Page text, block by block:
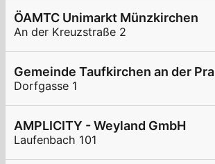
ÖAMTC Unimarkt Münzkirchen
An der Kreuzstraße 2
Gemeinde Taufkirchen an der
Dorfgasse 1
AMPLICITY - Weyland GmbH
Laufenbach 101